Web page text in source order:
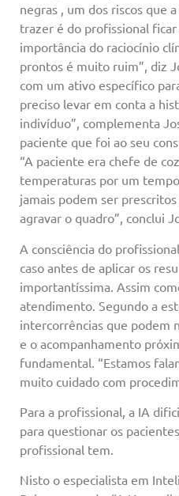
negras , um dos riscos que
trazer é do profissional
importância do raciocínio
prontos é muito ruim”, diz
com um ativo específico
preciso levar em conta a
indivíduo”, complementa
paciente que foi ao seu
“A paciente era chefe de
temperaturas por um
jamais podem ser
agravar o quadro”, conclui
A consciência do
caso antes de aplicar os
importantíssima. Assim
atendimento. Segundo a
intercorrências que podem
e o acompanhamento
fundamental. “Estamos
muito cuidado com
Para a profissional, a IA
para questionar os
profissional tem.
Nisto o especialista em